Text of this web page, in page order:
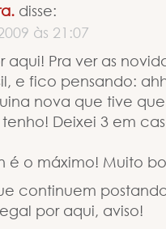
disse:
às 21:07
aqui! Pra ver as
e fico pensando:
nova que tive
Deixei 3 em
é o máximo! Muito
continuem
por aqui, aviso!